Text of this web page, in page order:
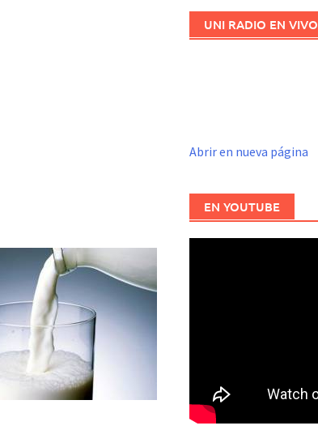
UNI RADIO EN VIVO
Abrir en nueva página
EN YOUTUBE